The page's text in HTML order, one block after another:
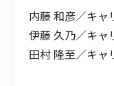
内藤 和彦／キ
伊藤 久乃／キャ
田村 隆至／キ